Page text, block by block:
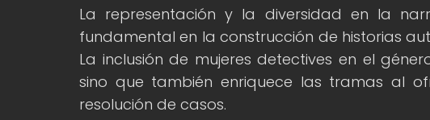
La representación y la diversidad en la
fundamental en la construcción de historias
La inclusión de mujeres detectives en el
sino que también enriquece las tramas al
resolución de casos.